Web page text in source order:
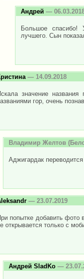
Андрей —
Большое спасибо!
лучшего. Сын
— 14.09.2018
значение
гор, очень
Владимир Желтов
Аджигардак
— 23.07.2019
попытке добавить фото
открывается только с
Андрей SladKo —